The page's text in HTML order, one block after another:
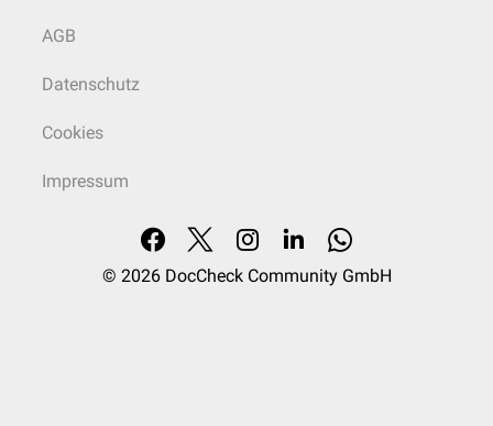
AGB
Datenschutz
Cookies
Impressum
© 2026 DocCheck Community GmbH